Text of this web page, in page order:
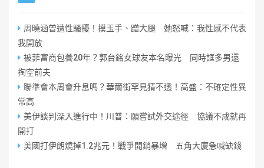
周曉涵曾遭性騷擾！摸玉手、蹭大腿 她怒喊：我性感不代表
我開放
被菲富商包養20年？郭台銘女球友本名曝光 同時誆多男還
掏空前夫
聯準會本周會升息嗎？華爾街罕見猜不透！高盛：不確定性異
常高
美伊談判深入進行中！川普：願嘗試外交途徑 協議不成就再
開打
美國打伊朗燒掉1.2兆元！戰爭開銷暴增 五角大廈急喊缺錢